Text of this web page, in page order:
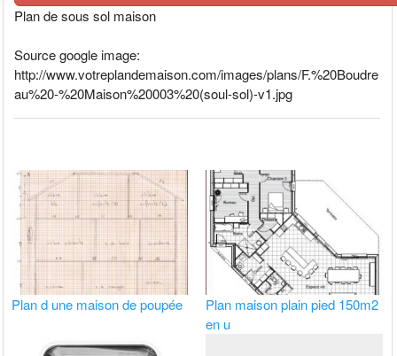
Plan de sous sol maison
Source google image:
http://www.votreplandemaison.com/images/plans/F.%20Boudre
au%20-%20Maison%20003%20(soul-sol)-v1.jpg
Plan d une maison de poupée
Plan maison plain pied 150m2
en u